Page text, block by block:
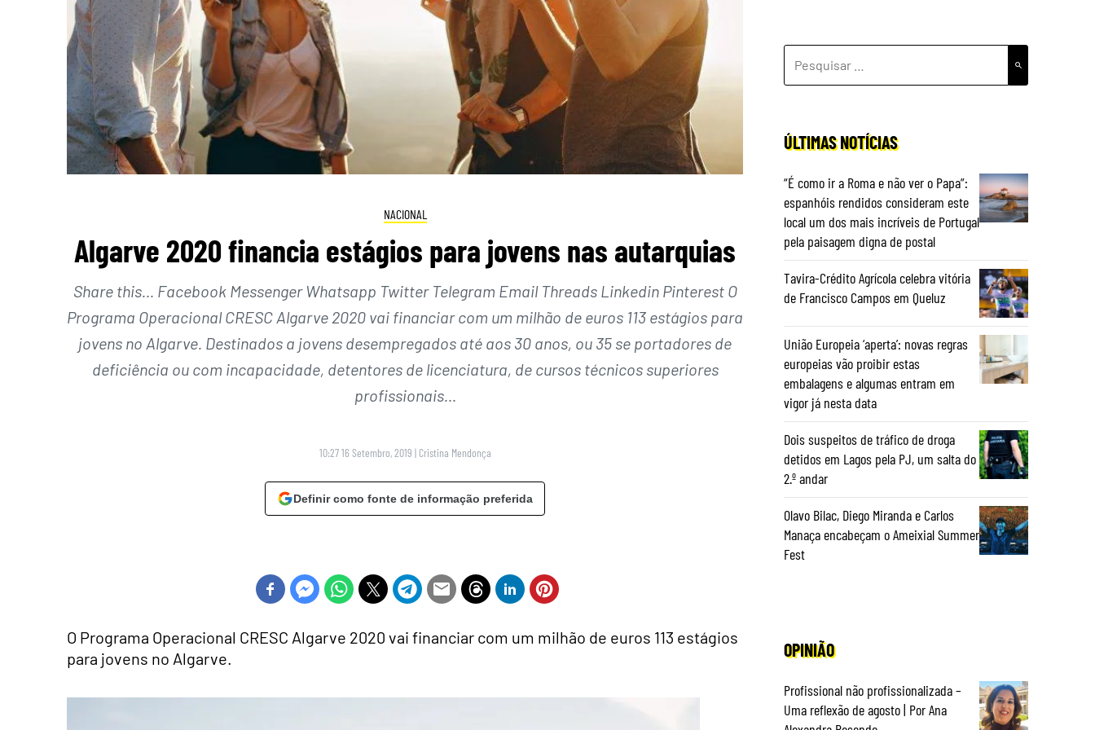
NACIONAL
Algarve 2020 financia estágios para jovens nas autarquias
Share this… Facebook Messenger Whatsapp Twitter Telegram Email Threads Linkedin Pinterest O
Programa Operacional CRESC Algarve 2020 vai financiar com um milhão de euros 113 estágios para
jovens no Algarve. Destinados a jovens desempregados até aos 30 anos, ou 35 se portadores de
deficiência ou com incapacidade, detentores de licenciatura, de cursos técnicos superiores
profissionais…
10:27 16 Setembro, 2019 | Cristina Mendonça
Definir como fonte de informação preferida
O Programa Operacional CRESC Algarve 2020 vai financiar com um milhão de euros 113 estágios
para jovens no Algarve.
POR:
ÚLTIMAS NOTÍCIAS
“É como ir a Roma e não ver o Papa”:
espanhóis rendidos consideram este
local um dos mais incríveis de Portugal
pela paisagem digna de postal
Tavira-Crédito Agrícola celebra vitória
de Francisco Campos em Queluz
União Europeia ‘aperta’: novas regras
europeias vão proibir estas
embalagens e algumas entram em
vigor já nesta data
Dois suspeitos de tráfico de droga
detidos em Lagos pela PJ, um salta do
2.º andar
Olavo Bilac, Diego Miranda e Carlos
Manaça encabeçam o Ameixial Summer
Fest
OPINIÃO
Profissional não profissionalizada –
Uma reflexão de agosto | Por Ana